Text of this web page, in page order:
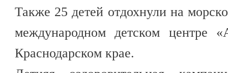
Также 25 детей отдохнули на
международном детском центре
Краснодарском крае.